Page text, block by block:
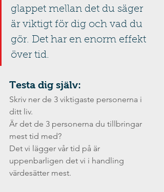
glappet mellan det du säger
är viktigt för dig och vad du
gör. Det har en enorm effekt
över tid.
Testa dig själv:
Skriv ner de 3 viktigaste personerna i
ditt liv.
Är det de 3 personerna du tillbringar
mest tid med?
Det vi lägger vår tid på är
uppenbarligen det vi i handling
värdesätter mest.